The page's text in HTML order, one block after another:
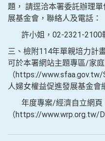
題， 請逕洽本署委託辦理
展基金會，聯絡人及電話：
許小姐，02-2321-2100
三、檢附114年單親培力計
可於本署網站主題專區/家
（https://
人婦女權益促進發展基金會
年度專案/經濟自立網頁
（https://www.wrp.org.tw/